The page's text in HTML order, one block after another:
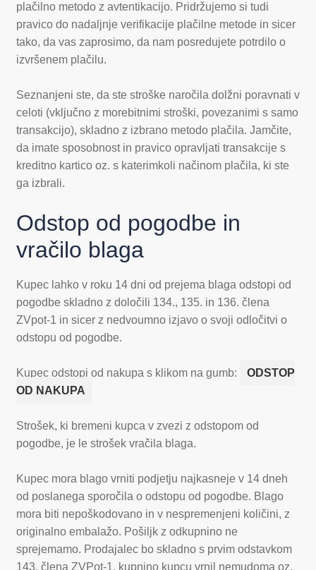
plačilno metodo z avtentikacijo. Pridržujemo si tudi
pravico do nadaljnje verifikacije plačilne metode in sicer
tako, da vas zaprosimo, da nam posredujete potrdilo o
izvršenem plačilu.
Seznanjeni ste, da ste stroške naročila dolžni poravnati v
celoti (vključno z morebitnimi stroški, povezanimi s samo
transakcijo), skladno z izbrano metodo plačila. Jamčite,
da imate sposobnost in pravico opravljati transakcije s
kreditno kartico oz. s katerimkoli načinom plačila, ki ste
ga izbrali.
Odstop od pogodbe in
vračilo blaga
Kupec lahko v roku 14 dni od prejema blaga odstopi od
pogodbe skladno z določili 134., 135. in 136. člena
ZVpot-1 in sicer z nedvoumno izjavo o svoji odločitvi o
odstopu od pogodbe.
Kupec odstopi od nakupa s klikom na gumb:
ODSTOP
OD NAKUPA
Strošek, ki bremeni kupca v zvezi z odstopom od
pogodbe, je le strošek vračila blaga.
Kupec mora blago vrniti podjetju najkasneje v 14 dneh
od poslanega sporočila o odstopu od pogodbe. Blago
mora biti nepoškodovano in v nespremenjeni količini, z
originalno embalažo. Pošiljk z odkupnino ne
sprejemamo. Prodajalec bo skladno s prvim odstavkom
143. člena ZVPot-1, kupnino kupcu vrnil nemudoma oz.